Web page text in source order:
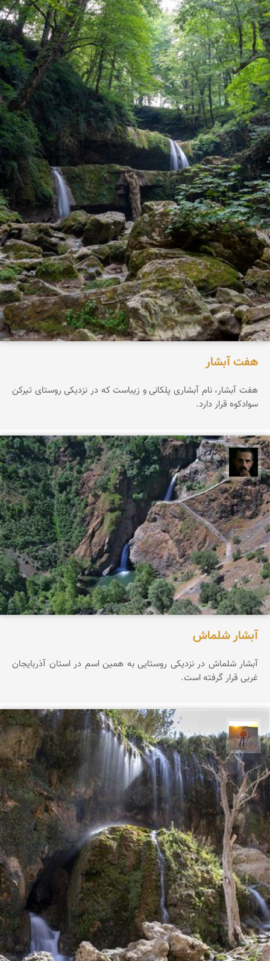
هفت آبشار
هفت آبشار، نام آبشاری پلکانی و زیباست که در نزدیکی روستای تیرکن
سوادکوه قرار دارد.
عباس رحمانی
آبشار شلماش
آبشار شلماش در نزدیکی روستایی به همین اسم در استان آذربایجان
غربی قرار گرفته است.
مهدی مخلصیان